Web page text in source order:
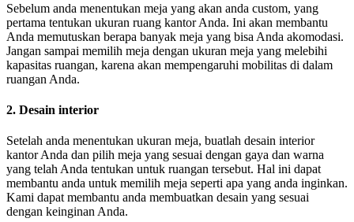
Sebelum anda menentukan meja yang akan anda custom, yang
pertama tentukan ukuran ruang kantor Anda. Ini akan membantu
Anda memutuskan berapa banyak meja yang bisa Anda akomodasi.
Jangan sampai memilih meja dengan ukuran meja yang melebihi
kapasitas ruangan, karena akan mempengaruhi mobilitas di dalam
ruangan Anda.
2. Desain interior
Setelah anda menentukan ukuran meja, buatlah desain interior
kantor Anda dan pilih meja yang sesuai dengan gaya dan warna
yang telah Anda tentukan untuk ruangan tersebut. Hal ini dapat
membantu anda untuk memilih meja seperti apa yang anda inginkan.
Kami dapat membantu anda membuatkan desain yang sesuai
dengan keinginan Anda.